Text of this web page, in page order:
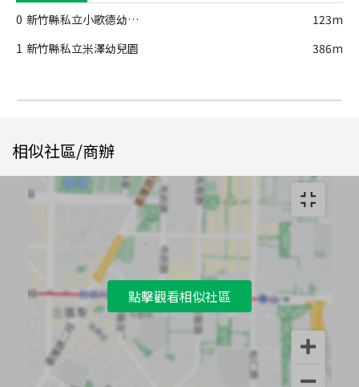
0 新竹縣私立小歌德幼兒園
123m
1 新竹縣私立米澤幼兒園 386m
相似社區/商辦
點擊觀看相似社區